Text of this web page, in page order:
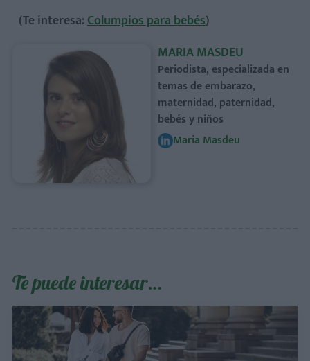
(Te interesa:Columpios para bebés)
MARIA MASDEU
Periodista, especializada en
temas de embarazo,
maternidad, paternidad,
bebés y niños
Maria Masdeu
Te puede interesar…